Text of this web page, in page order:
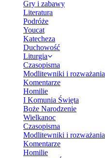
Gry i zabawy
Literatura
Podróże
Youcat
Katecheza
Duchowość
Liturgia
Czasopisma
Modlitewniki i rozważania
Komentarze
Homilie
I Komunia Święta
Boże Narodzenie
Wielkanoc
Czasopisma
Modlitewniki i rozważania
Komentarze
Homilie